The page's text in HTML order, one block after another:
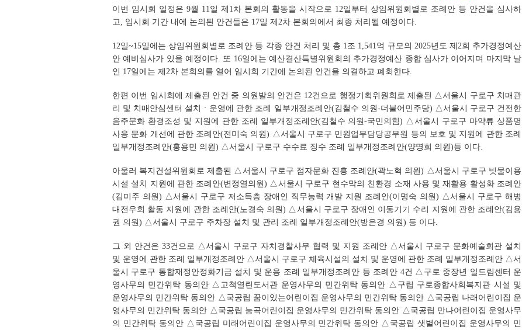
이번 임시회 일정은 9월 11일 제1차 본회의 활동을 시작으로 12일부터 상임위원회별로 조례안 등 안건을 심사하
고, 임시회 기간 내에 논의된 안건들은 17일 제2차 본회의에서 최종 처리될 예정이다.
12일~15일에는 상임위원회별로 조례안 등 각종 안건 처리 및 총 1조 1,541억 규모의 2025년도 제2회 추가경정예산
안 예비심사가 있을 예정이다. 또 16일에는 예산결산특별위원회의 추가경정예산 종합 심사가 이어지며 마지막 날
인 17일에는 제2차 본회의를 열어 임시회 기간에 논의된 안건을 의결하고 폐회한다.
한편 이번 임시회에 제출된 안건 중 의원발의 안건은 12건으로 행정기획위원회로 제출된 △서울시 구로구 치매관
리 및 치매안심센터 설치ㆍ운영에 관한 조례 일부개정조례안(김철수 의원-더불어민주당) △서울시 구로구 건전한
음주문화 환경조성 및 지원에 관한 조례 일부개정조례안(김철수 의원-국민의힘) △서울시 구로구 마약류 상품명
사용 문화 개선에 관한 조례안(전미숙 의원) △서울시 구로구 민원업무담당공무원 등의 보호 및 지원에 관한 조례
일부개정조례안(홍용민 의원) △서울시 구로구 수수료 징수 조례 일부개정조례안(양명희 의원)등 이다.
아울러 복지건설위원회로 제출된 △서울시 구로구 점자문화 진흥 조례안(곽노혁 의원) △서울시 구로구 빗물이용
시설 설치 지원에 관한 조례안(변정열의원) △서울시 구로구 현수막의 친환경 소재 사용 및 재활용 활성화 조례안
(김미주 의원) △서울시 구로구 저소득층 장애인 직무능력 개발 지원 조례안(이명숙 의원) △서울시 구로구 해병
대전우회 활동 지원에 관한 조례안(노경숙 의원) △서울시 구로구 장애인 이동기기 수리 지원에 관한 조례안(김용
권 의원) △서울시 구로구 주차장 설치 및 관리 조례 일부개정조례안(방은경 의원) 등 이다.
그 외 안건은 33건으로 △서울시 구로구 자치경찰사무 협력 및 지원 조례안 △서울시 구로구 문화예술회관 설치
및 운영에 관한 조례 일부개정조례안 △서울시 구로구 체육시설의 설치 및 운영에 관한 조례 일부개정조례안 △서
울시 구로구 통합재정안정화기금 설치 및 운용 조례 일부개정조례안 등 조례안 4건 △구로 중장년 일드림센터 운
영사무의 민간위탁 동의안 △고척열린도서관 운영사무의 민간위탁 동의안 △구립 구로종합사회복지관 시설 및
운영사무의 민간위탁 동의안 △국공립 꿈이있는어린이집 운영사무의 민간위탁 동의안 △국공립 나래어린이집 운
영사무의 민간위탁 동의안 △국공립 능곡어린이집 운영사무의 민간위탁 동의안 △국공립 만나어린이집 운영사무
의 민간위탁 동의안 △국공립 미래어린이집 운영사무의 민간위탁 동의안 △국공립 샛별어린이집 운영사무의 민